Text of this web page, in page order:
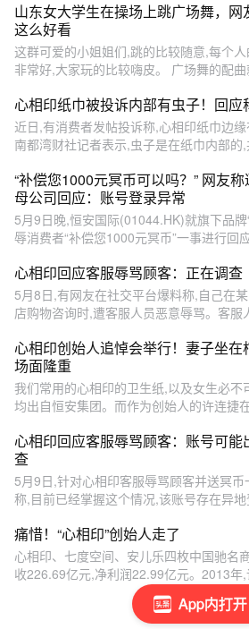
App内打开
山东女大学生在操场上跳广场舞，
这么好看
这群可爱的小姐姐们,跳的比较随意,每个
非常好,大家玩的比较嗨皮。 广场舞的配
心相印纸巾被投诉内部有虫子！回应
近日,有消费者发帖投诉称,心相印纸巾边
南都湾财社记者表示,虫子是在纸巾内部的
“补偿您1000元冥币可以吗？” 网友称
母公司回应：账号登录异常
5月9日晚,恒安国际(01044.HK)就旗下品
辱消费者“补偿您1000元冥币”一事进行回
心相印回应客服辱骂顾客：正在调查
5月8日,有网友在社交平台爆料称,自己在
店购物咨询时,遭客服人员恶意辱骂。客服
心相印创始人追悼会举行！妻子坐
场面隆重
我们常用的心相印的卫生纸,以及女生必不
均出自恒安集团。而作为创始人的许连捷
心相印回应客服辱骂顾客：账号可
查
5月9日,针对心相印客服辱骂顾客并送冥
称,目前已经掌握这个情况,该账号存在异
痛惜！“心相印”创始人走了
心相印、七度空间、安儿乐四枚中国驰名
收226.69亿元,净利润22.99亿元。2013年